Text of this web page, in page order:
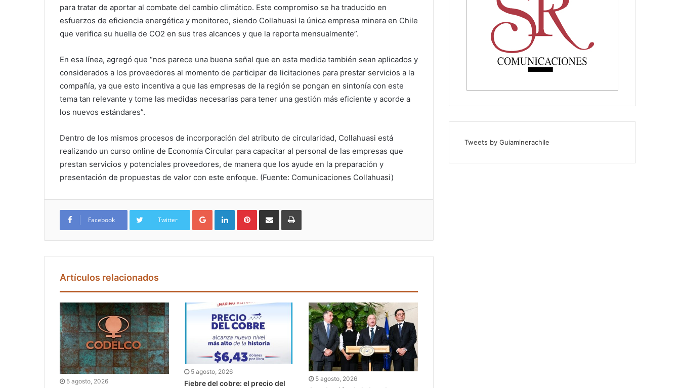
para tratar de aportar al combate del cambio climático. Este compromiso se ha traducido en
esfuerzos de eficiencia energética y monitoreo, siendo Collahuasi la única empresa minera en Chile
que verifica su huella de CO2 en sus tres alcances y que la reporta mensualmente”.
En esa línea, agregó que “nos parece una buena señal que en esta medida también sean aplicados y
considerados a los proveedores al momento de participar de licitaciones para prestar servicios a la
compañía, ya que esto incentiva a que las empresas de la región se pongan en sintonía con este
tema tan relevante y tome las medidas necesarias para tener una gestión más eficiente y acorde a
los nuevos estándares”.
Dentro de los mismos procesos de incorporación del atributo de circularidad, Collahuasi está
realizando un curso online de Economía Circular para capacitar al personal de las empresas que
prestan servicios y potenciales proveedores, de manera que los ayude en la preparación y
presentación de propuestas de valor con este enfoque. (Fuente: Comunicaciones Collahuasi)
Facebook Twitter
Google+ LinkedIn Pinterest
Artículos relacionados
5 agosto, 2026
5 agosto, 2026
Fiebre del cobre: el precio del
5 agosto, 2026
Tweets by Guiaminerachile